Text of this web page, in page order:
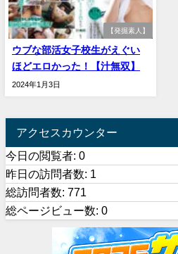
【発掘素人】
ウブな部活女子校生がえぐい
ほどエロかった！【汁無双】
2024年1月3日
アクセスカウンター
今日の閲覧者: 0
昨日の訪問者数: 1
総訪問者数: 771
総ページビュー数: 0